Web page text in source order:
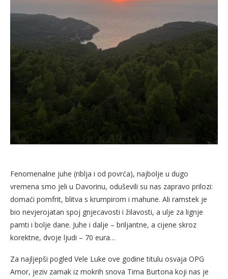
Fenomenalne juhe (riblja i od povrća), najbolje u dugo
vremena smo jeli u Davorinu, oduševili su nas zapravo prilozi:
domaći pomfrit, blitva s krumpirom i mahune. Ali ramstek je
bio nevjerojatan spoj gnjecavosti i žilavosti, a ulje za lignje
pamti i bolje dane. Juhe i dalje – briljantne, a cijene skroz
korektne, dvoje ljudi – 70 eura…
Za najljepši pogled Vele Luke ove godine titulu osvaja OPG
Amor, jeziv zamak iz mokrih snova Tima Burtona koji nas je